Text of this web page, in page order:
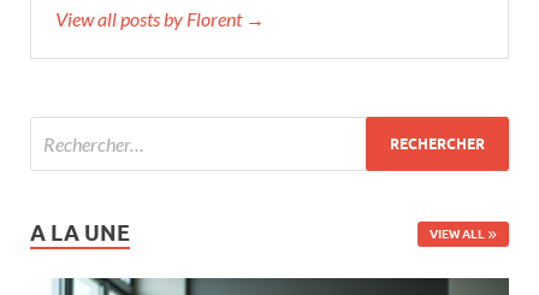
View all posts by Florent →
A LA UNE VIEW ALL